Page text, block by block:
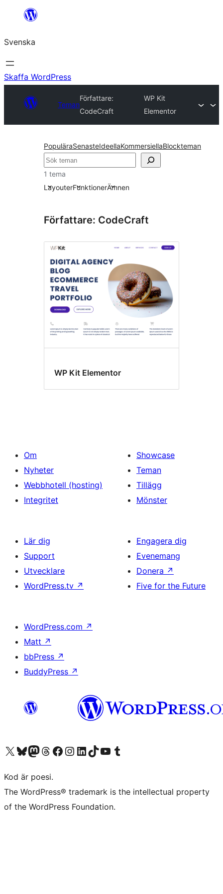
Hoppa
innehåll
Svenska
Skaffa WordPress
Teman
Författare:
CodeCraft
WP Kit
Elementor
PopuläraSenasteIdeellaKommersiellaBlockteman
Sök
1 tema
LayouterFunktionerÄmnen
Författare: CodeCraft
WP Kit Elementor
Om
Nyheter
Webbhotell (hosting)
Integritet
Showcase
Teman
Tillägg
Mönster
Lär dig
Support
Utvecklare
WordPress.tv ↗
Engagera dig
Evenemang
Donera ↗
Five for the Future
WordPress.com ↗
Matt ↗
bbPress ↗
BuddyPress ↗
Besök vår X-konto (f.d. Twitter)
Besök vårt Bluesky-konto
Besök vårt Mastodon-konto
Besök vårt Thread-konto
Besök vår Facebook-sidaBesök vårt Instagram-konto
Besök vårt LinkedIn-konto
Besök vårt TikTok-konto
Besök vår YouTube-kanalBesök vårt Tumblr-konto
Kod är poesi.
The WordPress® trademark is the intellectual property
of the WordPress Foundation.